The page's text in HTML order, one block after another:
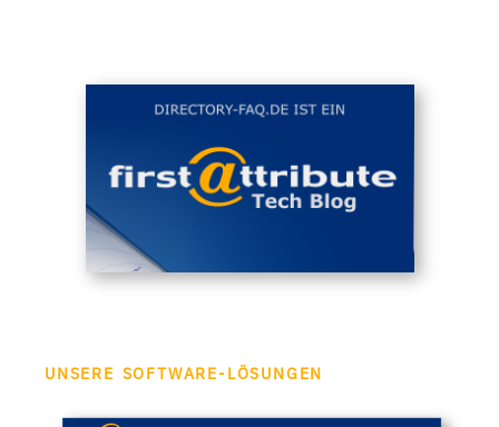
UNSERE SOFTWARE-LÖSUNGEN